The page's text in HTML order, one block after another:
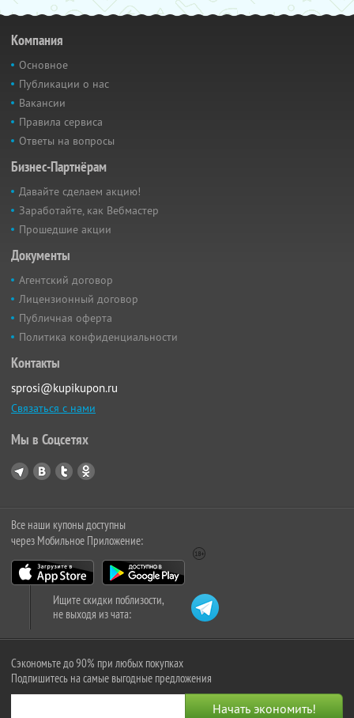
Компания
Основное
Публикации о нас
Вакансии
Правила сервиса
Ответы на вопросы
Бизнес-Партнёрам
Давайте сделаем акцию!
Заработайте, как Вебмастер
Прошедшие акции
Документы
Агентский договор
Лицензионный договор
Публичная оферта
Политика конфиденциальности
Контакты
sprosi@kupikupon.ru
Связаться с нами
Мы в Соцсетях
Все наши купоны доступны
через Мобильное Приложение:
Ищите скидки поблизости,
не выходя из чата:
Сэкономьте до 90% при любых покупках
Подпишитесь на самые выгодные предложения